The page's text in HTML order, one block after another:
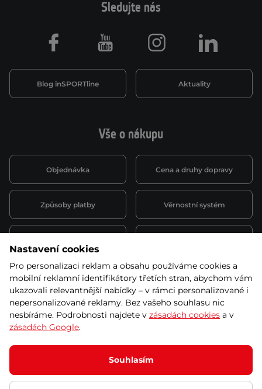
Vše o nákupu
Objednávka Cena a druhy dopravy
Způsoby platby Věrnostní systém
Půjčovna
obchodní podmínky
Kariéra
Sledujte nás
Blog inSPORTline Aktuality
Facebook Youtube Instagram LinkedIn
© 2026 SEVEN SPORT s.r.o Všechna práva vyhrazena
Podle zákona o evidenci tržeb je prodávající povinen vystavit
kupujícímu účtenku.
Zároveň je povinen zaevidovat přijatou tržbu u správce daně online; v
Nastavení cookies
Pro personalizaci reklam a obsahu používáme cookies a
mobilní reklamní identifikátory třetích stran, abychom vám
ukazovali relevantnější nabídky – v rámci personalizované i
nepersonalizované reklamy. Bez vašeho souhlasu nic
nesbíráme. Podrobnosti najdete v zásadách cookies a v
zásadách Google.
Souhlasím